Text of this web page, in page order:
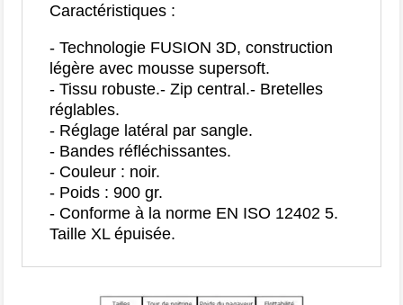
Caractéristiques :
- Technologie FUSION 3D, construction
légère avec mousse supersoft.
- Tissu robuste.- Zip central.- Bretelles
réglables.
- Réglage latéral par sangle.
- Bandes réfléchissantes.
- Couleur : noir.
- Poids : 900 gr.
- Conforme à la norme EN ISO 12402 5.
Taille XL épuisée.